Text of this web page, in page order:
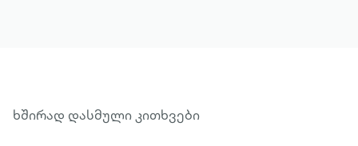
ხშირად დასმული კითხვები